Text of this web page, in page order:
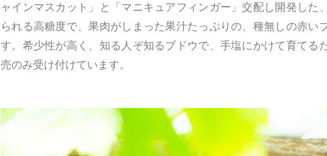
ャインマスカット」と「マニキュアフィンガー」交配し開発した
られる高糖度で、果肉がしまった果汁たっぷりの、種無しの赤い
す。 希少性が高く、知る人ぞ知るブドウで、手塩にかけて育てる
売のみ受け付けています。